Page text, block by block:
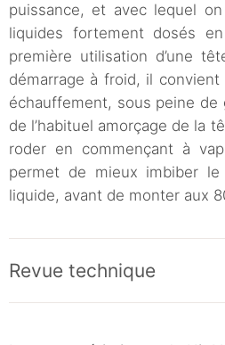
puissance, et avec lequel
liquides fortement dosés
première utilisation d’une
démarrage à froid, il
échauffement, sous peine
de l’habituel amorçage de la
roder en commençant à
permet de mieux imbiber
liquide, avant de monter aux
Revue technique